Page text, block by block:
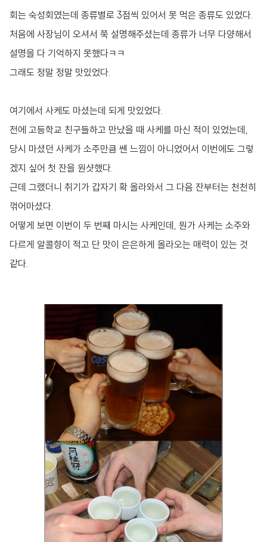
회는 숙성회였는데 종류별로 3점씩 있어서 못 먹은 종류도 있었다.
처음에 사장님이 오셔서 쭉 설명해주셨는데 종류가 너무 다양해서
설명을 다 기억하지 못했다ㅋㅋ
그래도 정말 정말 맛있었다.
여기에서 사케도 마셨는데 되게 맛있었다.
전에 고등학교 친구들하고 만났을 때 사케를 마신 적이 있었는데,
당시 마셨던 사케가 소주만큼 쎈 느낌이 아니었어서 이번에도 그렇
겠지 싶어 첫 잔을 원샷했다.
근데 그랬더니 취기가 갑자기 확 올라와서 그 다음 잔부터는 천천히
꺾어마셨다.
어떻게 보면 이번이 두 번째 마시는 사케인데, 뭔가 사케는 소주와
다르게 알콜향이 적고 단 맛이 은은하게 올라오는 매력이 있는 것
같다.